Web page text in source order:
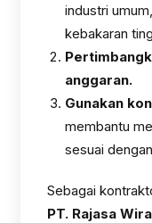
industri
kebakaran
anggaran.
Gunakan
membantu
sesuai
Sebagai
PT. Rajasa